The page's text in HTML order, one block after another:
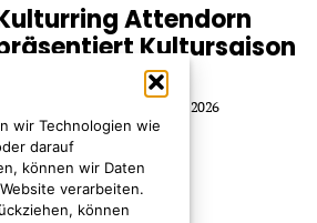
wir Technologien wie
darauf
können wir Daten
verarbeiten.
können
Attendorn
Kultursaison
4. August 2026